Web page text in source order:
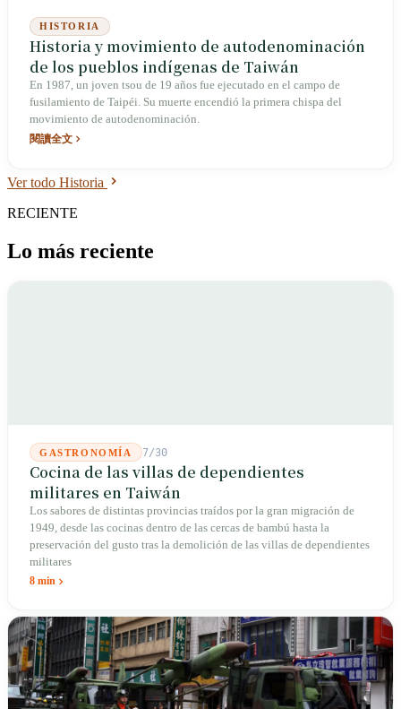
HISTORIA
Historia y movimiento de autodenominación
de los pueblos indígenas de Taiwán
En 1987, un joven tsou de 19 años fue ejecutado en el campo de
fusilamiento de Taipéi. Su muerte encendió la primera chispa del
movimiento de autodenominación.
閱讀全文
Ver todo Historia
RECIENTE
Lo más reciente
GASTRONOMÍA 7/30
Cocina de las villas de dependientes
militares en Taiwán
Los sabores de distintas provincias traídos por la gran migración de
1949, desde las cocinas dentro de las cercas de bambú hasta la
preservación del gusto tras la demolición de las villas de dependientes
militares
8 min